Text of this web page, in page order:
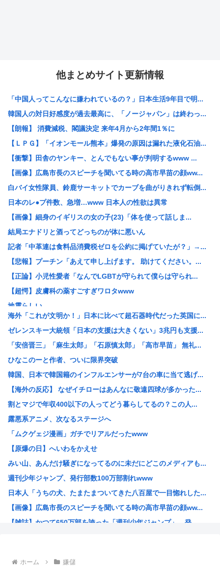
他まとめサイト更新情報
「中国人ってこんなに嫌われているの？」日本生活9年目で明...
韓国人の対日好感度が過去最高に、「ノージャパン」は終わっ...
【朗報】 消費減税、閣議決定 来年4月から2年間1％に
【ＬＰＧ】「イオンモール熊本」爆発の原因は漏れた液化石油...
【衝撃】田舎のヤンキー、とんでもない事が判明するwww ...
【画像】広島市長のスピーチを聞いてる時の高市早苗の顔ww...
白バイ女性隊員、鈴鹿サーキットでカーブを曲がりきれず転倒...
日本のレ●プ件数、急増…www 日本人の性欲は異常
【画像】細身のイギリスの女の子(23)「体を使って話しま...
結局エナドリと酒ってどっちのが体に悪いん
記者「中革連は食料品消費税ゼロを公約に掲げていたが？」→...
【悲報】プーチン「あえて申し上げます。 助けてください。...
【正論】小児性愛者「なんでLGBTが守られて僕らは守られ...
【超愕】皮膚科の薬すごすぎワロタwww
地震らしい
【画像】松本人志さん、大勢の若いファンに囲まれてご満悦
【画像】田舎のオフィスレディのTikTok、えっちすぎる
韓国人「日本で新発売Galaxy Z Foldが売り切れ...
【画像】辻希空ちゃん、顔だけで普通に使える
地球に落下する人工衛星のアルミニウムが大気に及ぼす影響を...
【朗報】みいちゃんと山田さん、大物漫画家たちから絶賛され...
【画像】ワイがBBA先輩から送られてきたライン、見るに耐...
【予算100万】 市長「特定外来生物クビアカは気持ち悪い...
日本の伝統文化『花火大会』、この5年で4分の1が消滅して...
職場の貸本の習慣が、本を大事にしないおばさんのせいで無く...
グラボ、国内価格4割値上げかwww
原爆投下81年
「おっちゃん女の子になってスクール水着を着たいねん」60...
警察官が60歳のおじいちゃんを射◯する動画が流出しやりす...
海外「これが文明か！」日本に比べて超石器時代だった英国に...
ゼレンスキー大統領「日本の支援は大きくない」3兆円も支援...
「安倍晋三」「麻生太郎」「石原慎太郎」「高市早苗」 無礼...
ひなこのーと作者、ついに限界突破
韓国、日本で韓国籍のインフルエンサーが7台の車に当て逃げ...
【海外の反応】 なぜイチローはあんなに敬遠四球が多かった...
割とマジで年収400以下の人ってどう暮らしてるの？この人...
露悪系アニメ、次なるステージへ
「ムクゲェジ漫画」ガチでリアルだったwww
【原爆の日】へいわをかえせ
みい山、あんだけ騒ぎになってるのに未だにどこのメディアも...
週刊少年ジャンプ、発行部数100万部割れwww
日本人「うちの犬、たまたまついてきた八百屋で一目惚れした...
【画像】広島市長のスピーチを聞いてる時の高市早苗の顔ww...
【雑誌】かつて650万部を誇った「週刊少年ジャンプ」、発...
海外「全部日本の真似だったのか…」 日本の普通のテレビ番...
ホーム 嫌儲